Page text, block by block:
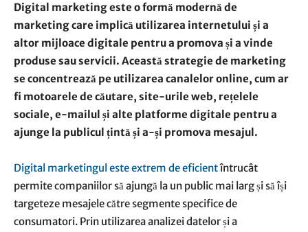
Digital marketing este o formă modernă de
marketing care implică utilizarea internetului și a
altor mijloace digitale pentru a promova și a vinde
produse sau servicii. Această strategie de marketing
se concentrează pe utilizarea canalelor online, cum ar
fi motoarele de căutare, site-urile web, rețelele
sociale, e-mailul și alte platforme digitale pentru a
ajunge la publicul țintă și a-și promova mesajul.
Digital marketingul este extrem de eficientîntrucât
permite companiilor să ajungă la un public mai larg și să își
targeteze mesajele către segmente specifice de
consumatori. Prin utilizarea analizei datelor și a